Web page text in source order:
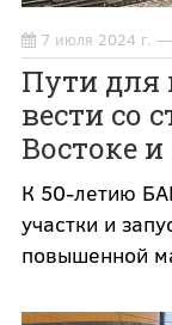
7 июля 2024 г.
Пути для
вести со
Востоке
К 50-летию
участки и
повышенной